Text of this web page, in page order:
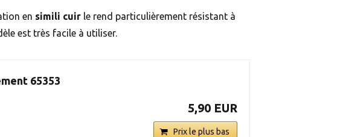
en simili cuir le rend particulièrement résistant à
est très facile à utiliser.
65353
5,90 EUR
Prix le plus bas